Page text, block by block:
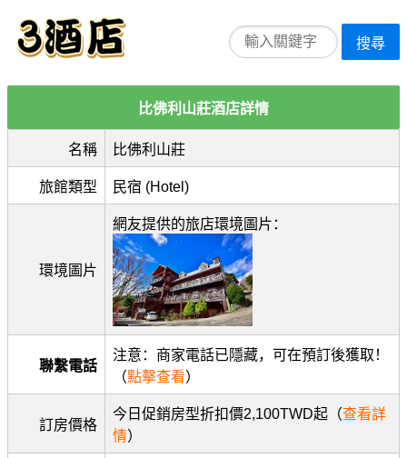
搜尋
比佛利山莊酒店詳情
名稱 比佛利山莊
旅館類型 民宿 (Hotel)
環境圖片
網友提供的旅店環境圖片：
聯繫電話
注意：商家電話已隱藏，可在預訂後獲取！
（點擊查看）
訂房價格
今日促銷房型折扣價2,100TWD起（查看詳
情）